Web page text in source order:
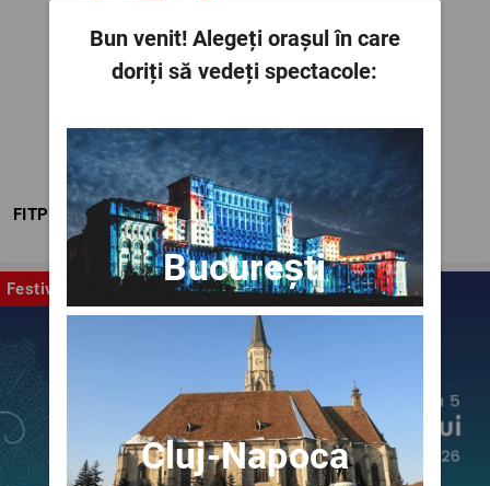
FITPTI
Festival
Bun venit!Alegeți orașul în care
doriți să vedeți spectacole:
București
Cluj-Napoca